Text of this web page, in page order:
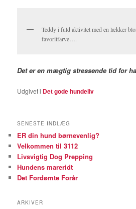
Teddy i fuld aktivitet med en lækker
favoritfarve….
Det er en mægtig stressende tid for
Udgivet i Det gode hundeliv
SENESTE INDLÆG
ER din hund børnevenlig?
Velkommen til 3112
Livsvigtig Dog Prepping
Hundens mareridt
Det Fordømte Forår
ARKIVER